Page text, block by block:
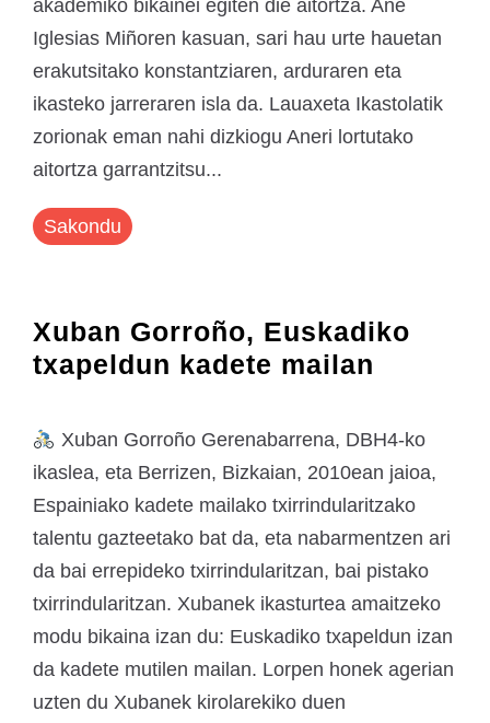
akademiko bikainei egiten die aitortza. Ane
Iglesias Miñoren kasuan, sari hau urte hauetan
erakutsitako konstantziaren, arduraren eta
ikasteko jarreraren isla da. Lauaxeta Ikastolatik
zorionak eman nahi dizkiogu Aneri lortutako
aitortza garrantzitsu...
Sakondu
Xuban Gorroño, Euskadiko
txapeldun kadete mailan
Xuban Gorroño Gerenabarrena, DBH4-ko
ikaslea, eta Berrizen, Bizkaian, 2010ean jaioa,
Espainiako kadete mailako txirrindularitzako
talentu gazteetako bat da, eta nabarmentzen ari
da bai errepideko txirrindularitzan, bai pistako
txirrindularitzan. Xubanek ikasturtea amaitzeko
modu bikaina izan du: Euskadiko txapeldun izan
da kadete mutilen mailan. Lorpen honek agerian
uzten du Xubanek kirolarekiko duen